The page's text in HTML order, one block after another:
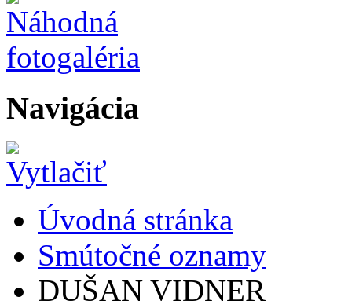
Navigácia
Úvodná stránka
Smútočné oznamy
DUŠAN VIDNER